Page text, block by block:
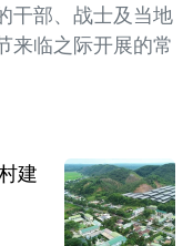
干部、战士及当地
来临之际开展的常
建